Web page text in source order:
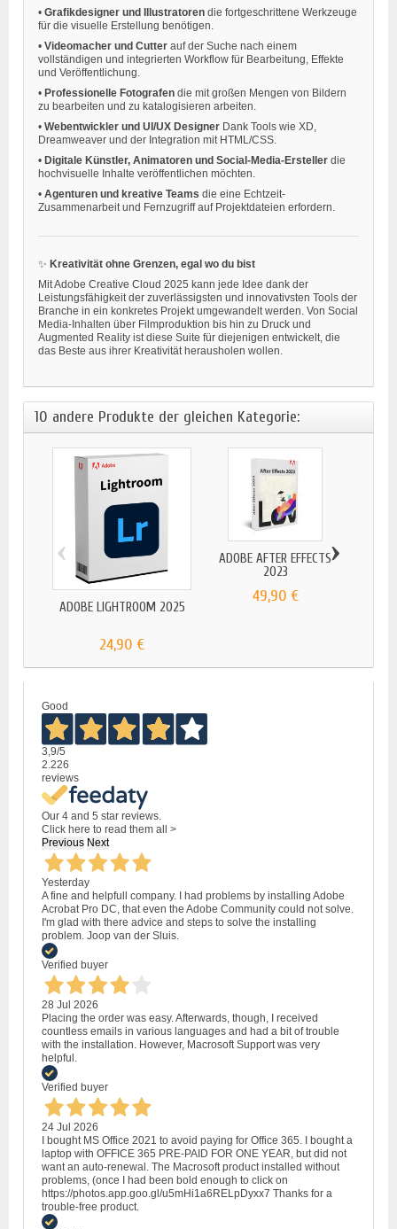
• Grafikdesigner und Illustratoren die fortgeschrittene Werkzeuge
für die visuelle Erstellung benötigen.
• Videomacher und Cutter auf der Suche nach einem
vollständigen und integrierten Workflow für Bearbeitung, Effekte
und Veröffentlichung.
• Professionelle Fotografen die mit großen Mengen von Bildern
zu bearbeiten und zu katalogisieren arbeiten.
• Webentwickler und UI/UX Designer Dank Tools wie XD,
Dreamweaver und der Integration mit HTML/CSS.
• Digitale Künstler, Animatoren und Social-Media-Ersteller die
hochvisuelle Inhalte veröffentlichen möchten.
• Agenturen und kreative Teams die eine Echtzeit-
Zusammenarbeit und Fernzugriff auf Projektdateien erfordern.
✨ Kreativität ohne Grenzen, egal wo du bist
Mit Adobe Creative Cloud 2025 kann jede Idee dank der
Leistungsfähigkeit der zuverlässigsten und innovativsten Tools der
Branche in ein konkretes Projekt umgewandelt werden. Von Social
Media-Inhalten über Filmproduktion bis hin zu Druck und
Augmented Reality ist diese Suite für diejenigen entwickelt, die
das Beste aus ihrer Kreativität herausholen wollen.
10 andere Produkte der gleichen Kategorie:
ADOBE LIGHTROOM 2025
24,90 €
ADOBE AFTER EFFECTS
2023
49,90 €
‹ ›
Good
3,9/5
2.226
reviews
Our 4 and 5 star reviews.
Click here to read them all >
Previous Next
Yesterday
A fine and helpfull company. I had problems by installing Adobe
Acrobat Pro DC, that even the Adobe Community could not solve.
I'm glad with there advice and steps to solve the installing
problem. Joop van der Sluis.
Verified buyer
28 Jul 2026
Placing the order was easy. Afterwards, though, I received
countless emails in various languages and had a bit of trouble
with the installation. However, Macrosoft Support was very
helpful.
Verified buyer
24 Jul 2026
I bought MS Office 2021 to avoid paying for Office 365. I bought a
laptop with OFFICE 365 PRE-PAID FOR ONE YEAR, but did not
want an auto-renewal. The Macrosoft product installed without
problems, (once I had been bold enough to click on
https://photos.app.goo.gl/u5mHi1a6RELpDyxx7 Thanks for a
trouble-free product.